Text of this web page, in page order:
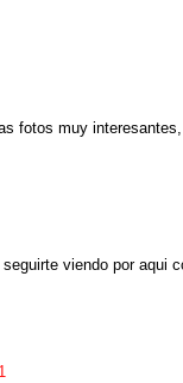
fotos muy interesantes,
viendo por aqui